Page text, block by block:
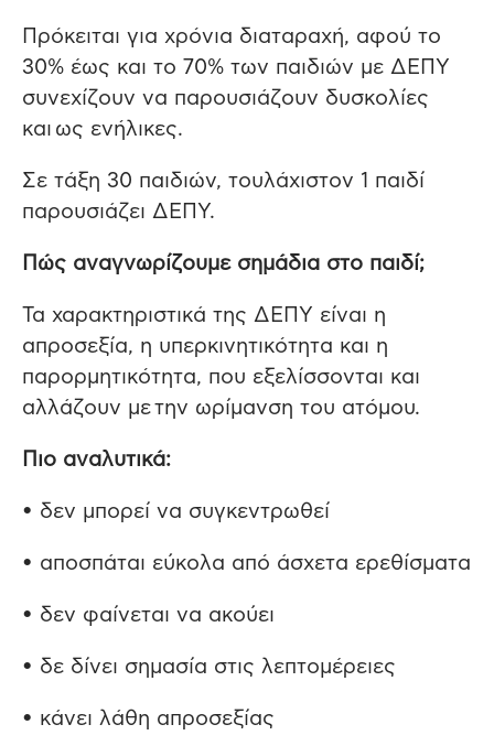
Πρόκειται για χρόνια διαταραχή, αφού το
30% έως και το 70% των παιδιών με ΔΕΠΥ
συνεχίζουν να παρουσιάζουν δυσκολίες
και ως ενήλικες.
Σε τάξη 30 παιδιών, τουλάχιστον 1 παιδί
παρουσιάζει ΔΕΠΥ.
Πώς αναγνωρίζουμε σημάδια στο παιδί;
Τα χαρακτηριστικά της ΔΕΠΥ είναι η
απροσεξία, η υπερκινητικότητα και η
παρορμητικότητα, που εξελίσσονται και
αλλάζουν με την ωρίμανση του ατόμου.
Πιο αναλυτικά:
• δεν μπορεί να συγκεντρωθεί
• αποσπάται εύκολα από άσχετα ερεθίσματα
• δεν φαίνεται να ακούει
• δε δίνει σημασία στις λεπτομέρειες
• κάνει λάθη απροσεξίας